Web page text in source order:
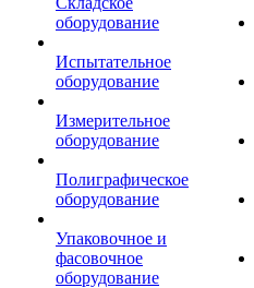
оборудование
Испытательное
оборудование
Измерительное
оборудование
Полиграфическое
оборудование
Упаковочное и
фасовочное
оборудование